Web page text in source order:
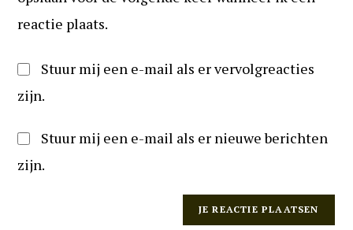
reageren
reactie plaats.
Stuur mij een e-mail als er vervolgreacties
zijn.
Stuur mij een e-mail als er nieuwe berichten
zijn.